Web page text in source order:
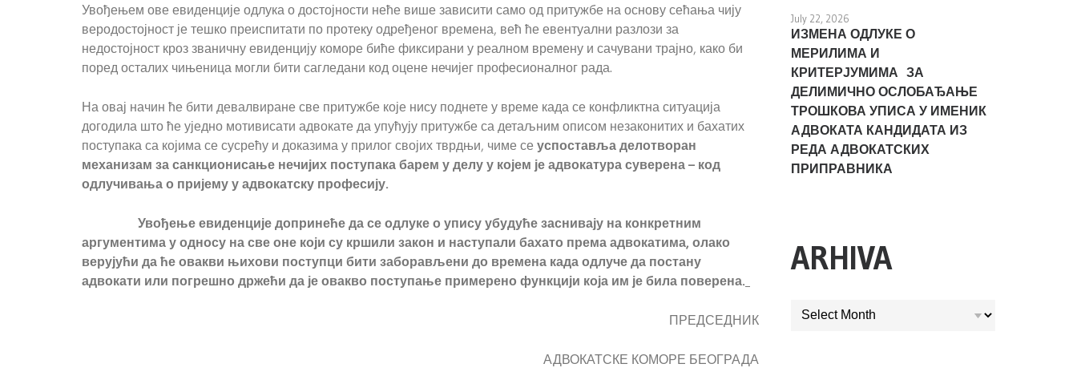
Увођењем ове евиденције одлука о достојности неће више зависити само од притужбе на основу сећања чију
веродостојност је тешко преиспитати по протеку одређеног времена, већ ће евентуални разлози за
недостојност кроз званичну евиденцију коморе биће фиксирани у реалном времену и сачувани трајно, како би
поред осталих чињеница могли бити сагледани код оцене нечијег професионалног рада.
На овај начин ће бити девалвиране све притужбе које нису поднете у време када се конфликтна ситуација
догодила што ће уједно мотивисати адвокате да упућују притужбе са детаљним описом незаконитих и бахатих
поступака са којима се сусрећу и доказима у прилог својих тврдњи, чиме се успоставља делотворан
механизам за санкционисање нечијих поступака барем у делу у којем је адвокатура суверена – код
одлучивања о пријему у адвокатску професију.
Увођење евиденције допринеће да се одлуке о упису убудуће заснивају на конкретним
аргументима у односу на све оне који су кршили закон и наступали бахато према адвокатима, олако
верујући да ће овакви њихови поступци бити заборављени до времена када одлуче да постану
адвокати или погрешно држећи да је овакво поступање примерено функцији која им је била поверена.
ПРЕДСЕДНИК
АДВОКАТСКЕ КОМОРЕ БЕОГРАДА
July 22, 2026
ИЗМЕНА ОДЛУКЕ О
МЕРИЛИМА И
КРИТЕРЈУМИМА ЗА
ДЕЛИМИЧНО ОСЛОБАЂАЊЕ
ТРОШКОВА УПИСА У ИМЕНИК
АДВОКАТА КАНДИДАТА ИЗ
РЕДА АДВОКАТСКИХ
ПРИПРАВНИКА
ARHIVA
ARHIVA